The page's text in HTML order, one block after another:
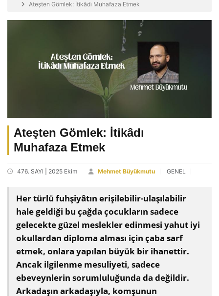
Ateşten Gömlek: İtikâdı Muhafaza Etmek
Ateşten Gömlek: İtikâdı
Muhafaza Etmek
476. SAYI | 2025 Ekim Mehmet Büyükmutu GENEL
Her türlü fuhşiyâtın erişilebilir-ulaşılabilir
hale geldiği bu çağda çocukların sadece
gelecekte güzel meslekler edinmesi yahut iyi
okullardan diploma alması için çaba sarf
etmek, onlara yapılan büyük bir ihanettir.
Ancak ilgilenme mesuliyeti, sadece
ebeveynlerin sorumluluğunda da değildir.
Arkadaşın arkadaşıyla, komşunun